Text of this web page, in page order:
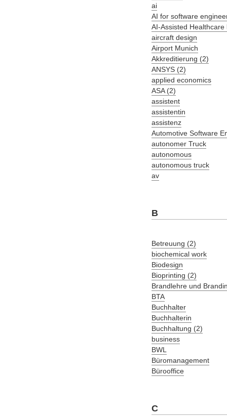
ai
AI for software
AI-Assisted Healthcare
aircraft design
Airport Munich
Akkreditierung (2)
ANSYS (2)
applied economics
ASA (2)
assistent
assistentin
assistenz
Automotive Software
autonomer Truck
autonomous
autonomous truck
av
B
Betreuung (2)
biochemical work
Biodesign
Bioprinting (2)
Brandlehre und
BTA
Buchhalter
Buchhalterin
Buchhaltung (2)
business
BWL
Büromanagement
Bürooffice
C